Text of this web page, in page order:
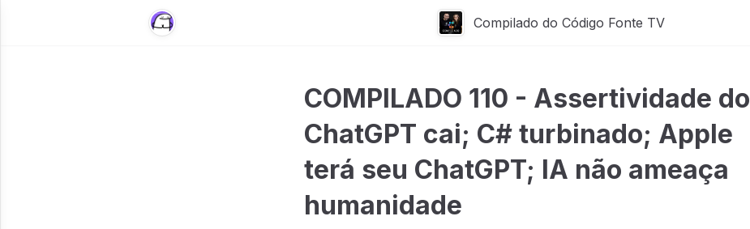
Compilado do Código Fonte TV
COMPILADO 110 - Assertividade do
ChatGPT cai; C# turbinado; Apple
terá seu ChatGPT; IA não ameaça
humanidade